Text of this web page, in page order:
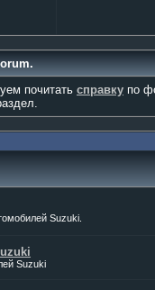
почитать справку по
Suzuki.
Suzuki